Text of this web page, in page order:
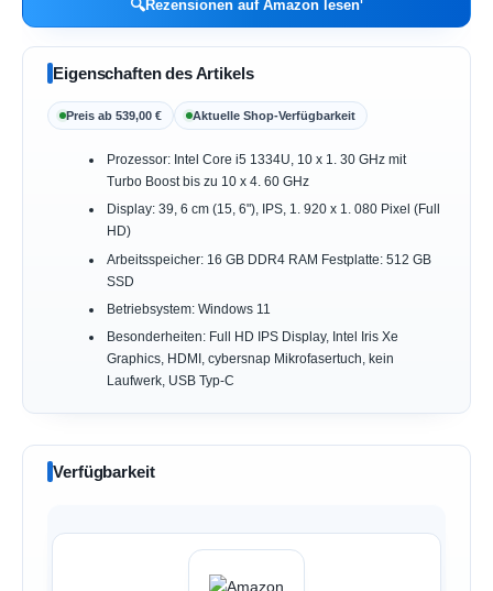
🔍Rezensionen auf Amazon lesen
Eigenschaften des Artikels
Preis ab 539,00 € Aktuelle Shop-Verfügbarkeit
Prozessor: Intel Core i5 1334U, 10 x 1. 30 GHz mit
Turbo Boost bis zu 10 x 4. 60 GHz
Display: 39, 6 cm (15, 6"), IPS, 1. 920 x 1. 080 Pixel (Full
HD)
Arbeitsspeicher: 16 GB DDR4 RAM Festplatte: 512 GB
SSD
Betriebsystem: Windows 11
Besonderheiten: Full HD IPS Display, Intel Iris Xe
Graphics, HDMI, cybersnap Mikrofasertuch, kein
Laufwerk, USB Typ-C
Verfügbarkeit